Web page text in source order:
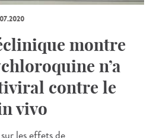
montre
n’a
contre le
vivo